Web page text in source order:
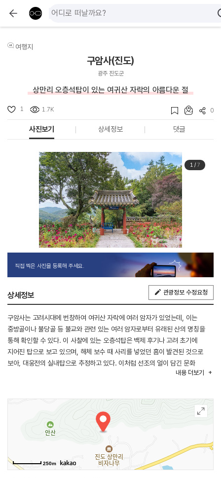
여행지
구암사(진도)
광주 진도군
상만리 오층석탑이 있는 여귀산 자락의 아름다운 절
1 1.7K 0
사진보기 상세정보 댓글
1/ 7
직접 찍은 사진을 등록해 주세요.
상세정보 관광정보 수정요청
구암사는 고려시대에 번창하여 여귀산 자락에 여러 암자가 있었는데, 이는
중방골이나 불당골 등 불교와 관련 있는 여러 암자로부터 유래된 산의 명칭을
통해 확인할 수 있다. 이 사찰에 있는 오층석탑은 백제 후기나 고려 초기에
지어진 탑으로 보고 있으며, 해체 보수 때 사리를 넣었던 흠이 발견된 것으로
보아, 대웅전의 실내탑으로 추정하고 있다. 이처럼 선조의 얼이 담긴 문화
유적지가 폐허인 채 내버려져 있음을 안타깝게 여겨, 뜻있는 주민들이 구암사
1991년 복원불사를 착수하여 현재에도 불사에 계속 임하고 있다.
내용 더보기
250m